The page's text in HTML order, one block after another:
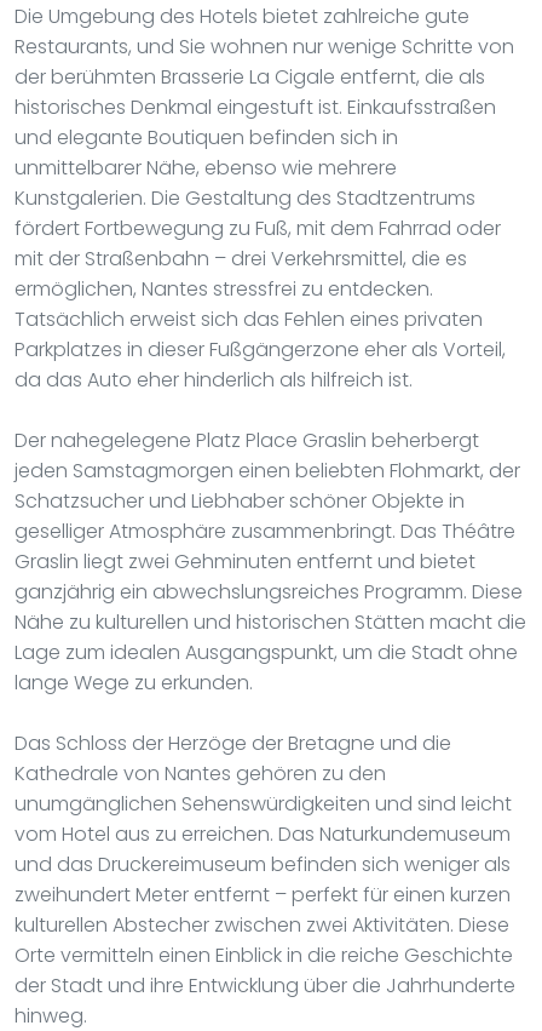
Die Umgebung des Hotels bietet zahlreiche gute
Restaurants, und Sie wohnen nur wenige Schritte von
der berühmten Brasserie La Cigale entfernt, die als
historisches Denkmal eingestuft ist. Einkaufsstraßen
und elegante Boutiquen befinden sich in
unmittelbarer Nähe, ebenso wie mehrere
Kunstgalerien. Die Gestaltung des Stadtzentrums
fördert Fortbewegung zu Fuß, mit dem Fahrrad oder
mit der Straßenbahn – drei Verkehrsmittel, die es
ermöglichen, Nantes stressfrei zu entdecken.
Tatsächlich erweist sich das Fehlen eines privaten
Parkplatzes in dieser Fußgängerzone eher als Vorteil,
da das Auto eher hinderlich als hilfreich ist.
Der nahegelegene Platz Place Graslin beherbergt
jeden Samstagmorgen einen beliebten Flohmarkt, der
Schatzsucher und Liebhaber schöner Objekte in
geselliger Atmosphäre zusammenbringt. Das Théâtre
Graslin liegt zwei Gehminuten entfernt und bietet
ganzjährig ein abwechslungsreiches Programm. Diese
Nähe zu kulturellen und historischen Stätten macht die
Lage zum idealen Ausgangspunkt, um die Stadt ohne
lange Wege zu erkunden.
Das Schloss der Herzöge der Bretagne und die
Kathedrale von Nantes gehören zu den
unumgänglichen Sehenswürdigkeiten und sind leicht
vom Hotel aus zu erreichen. Das Naturkundemuseum
und das Druckereimuseum befinden sich weniger als
zweihundert Meter entfernt – perfekt für einen kurzen
kulturellen Abstecher zwischen zwei Aktivitäten. Diese
Orte vermitteln einen Einblick in die reiche Geschichte
der Stadt und ihre Entwicklung über die Jahrhunderte
hinweg.